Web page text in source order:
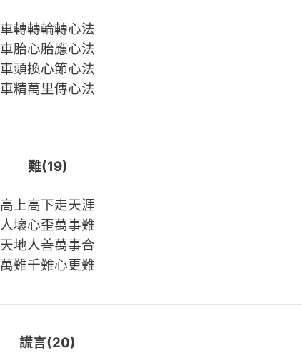
車轉轉輪轉心法
車胎心胎應心法
車頭換心節心法
車精萬里傳心法
難(19)
高上高下走天涯
人壞心歪萬事難
天地人善萬事合
萬難千難心更難
謊言(20)